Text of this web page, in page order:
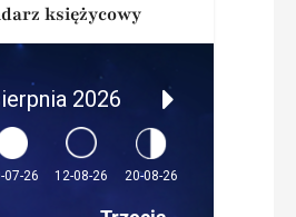
księżycowy
2026
07-26 12-08-26 20-08-26